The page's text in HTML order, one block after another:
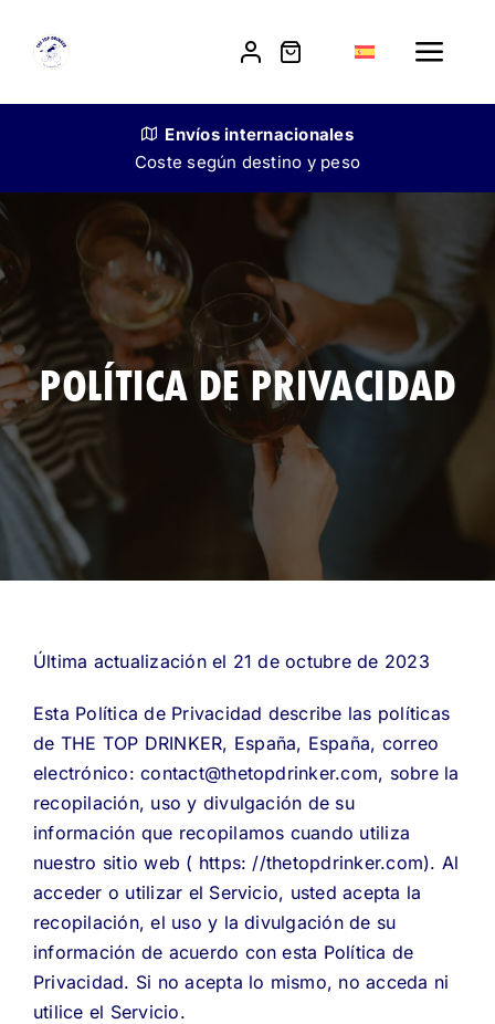
content
Toggle
Nuestra historia
Venta a restauradores
Envíos internacionales
Coste según destino y peso
POLÍTICA DE PRIVACIDAD
Última actualización el 21 de octubre de 2023
Esta Política de Privacidad describe las políticas
de THE TOP DRINKER, España, España, correo
electrónico: contact@thetopdrinker.com, sobre la
recopilación, uso y divulgación de su
información que recopilamos cuando utiliza
nuestro sitio web ( https: //thetopdrinker.com). Al
acceder o utilizar el Servicio, usted acepta la
recopilación, el uso y la divulgación de su
información de acuerdo con esta Política de
Privacidad. Si no acepta lo mismo, no acceda ni
utilice el Servicio.